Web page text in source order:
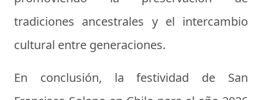
tradiciones ancestrales y el intercambio
cultural entre generaciones.
En conclusión, la festividad de San